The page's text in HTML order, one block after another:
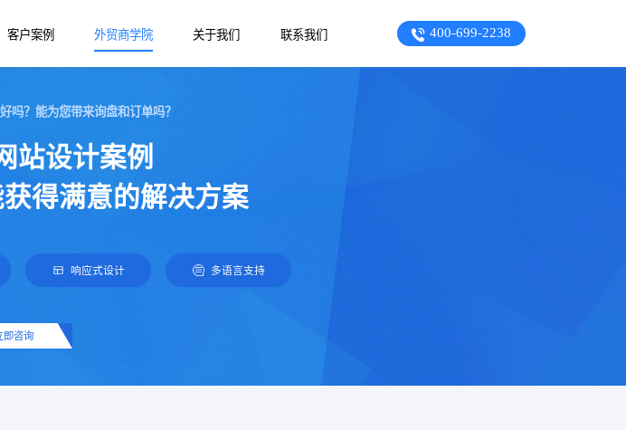
客户案例
外贸产品站
营销外贸站
B2B外贸站
外贸商学院
外贸网站建设
外贸建站知识
关于我们 联系我们 400-699-2238
吗？能为您带来询盘和订单吗？
站设计案例
得满意的解决方案
响应式设计 多语言支持
即咨询